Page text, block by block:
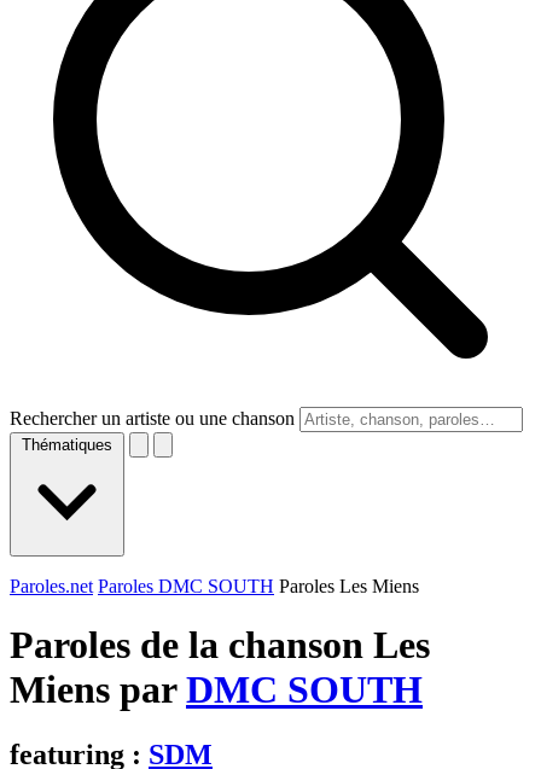
Rechercher un artiste ou une chanson
Thématiques
Paroles.net Paroles DMC SOUTH Paroles Les Miens
Paroles de la chanson Les
Miens parDMC SOUTH
featuring : SDM